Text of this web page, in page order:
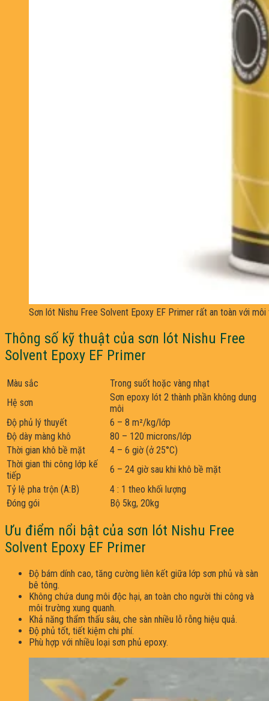
Sơn lót Nishu Free Solvent Epoxy EF Primer rất an toàn với
Thông số kỹ thuật của sơn lót Nishu Free
Solvent Epoxy EF Primer
Màu sắc
Trong suốt hoặc vàng nhạt
Hệ sơn
Sơn epoxy lót 2 thành phần không dung
môi
Độ phủ lý thuyết
6 – 8 m²/kg/lớp
Độ dày màng khô
80 – 120 microns/lớp
Thời gian khô bề mặt
4 – 6 giờ (ở 25°C)
Thời gian thi công lớp kế
tiếp
6 – 24 giờ sau khi khô bề mặt
Tỷ lệ pha trộn (A:B)
4 : 1 theo khối lượng
Đóng gói
Bộ 5kg, 20kg
Ưu điểm nổi bật của sơn lót Nishu Free
Solvent Epoxy EF Primer
Độ bám dính cao, tăng cường liên kết giữa lớp sơn phủ và sàn
bê tông.
Không chứa dung môi độc hại, an toàn cho người thi công và
môi trường xung quanh.
Khả năng thẩm thấu sâu, che sàn nhiều lỗ rỗng hiệu quả.
Độ phủ tốt, tiết kiệm chi phí.
Phù hợp với nhiều loại sơn phủ epoxy.